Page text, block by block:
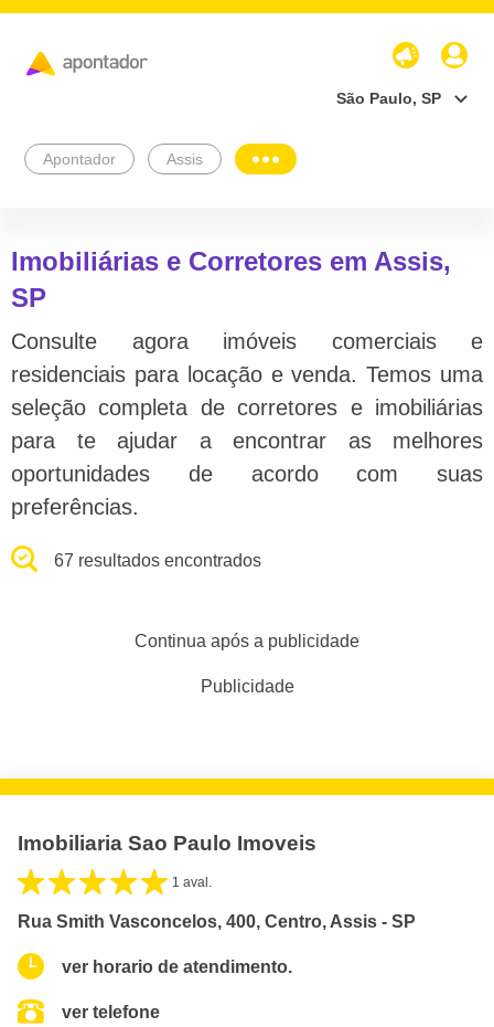
São Paulo, SP
Apontador Assis
Imobiliárias e Corretores em Assis,
SP
Consulte agora imóveis comerciais e
residenciais para locação e venda. Temos uma
seleção completa de corretores e imobiliárias
para te ajudar a encontrar as melhores
oportunidades de acordo com suas
preferências.
67 resultados encontrados
Continua após a publicidade
Publicidade
Imobiliaria Sao Paulo Imoveis
1 aval.
Rua Smith Vasconcelos, 400, Centro, Assis - SP
ver horario de atendimento.
ver telefone